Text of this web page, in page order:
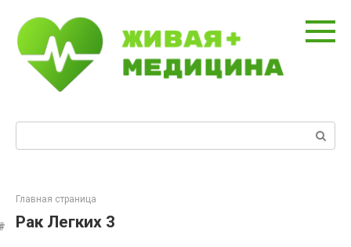
контенту
Главная страница
Рак Легких 3